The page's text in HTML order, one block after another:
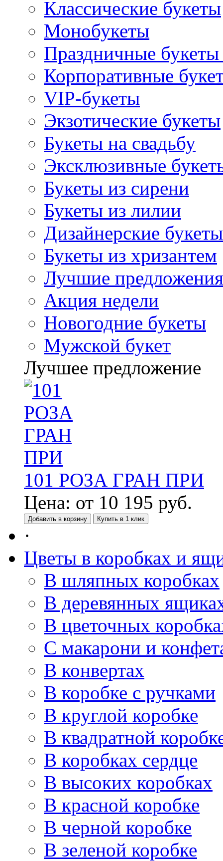
Классические букеты
Монобукеты
Праздничные букеты
Корпоративные
VIP-букеты
Экзотические букеты
Букеты на свадьбу
Эксклюзивные
Букеты из сирени
Букеты из лилии
Дизайнерские
Букеты из хризантем
Лучшие предложения
Акция недели
Новогодние букеты
Мужской букет
Лучшее предложение
101 РОЗА ГРАН ПРИ
Цена: от 10 195 руб.
Добавить в корзину Купить в 1 клик
·
Цветы в коробках и
В шляпных коробках
В деревянных
В цветочных
С макарони и
В конвертах
В коробке с ручками
В круглой коробке
В квадратной
В коробках сердце
В высоких коробках
В красной коробке
В черной коробке
В зеленой коробке